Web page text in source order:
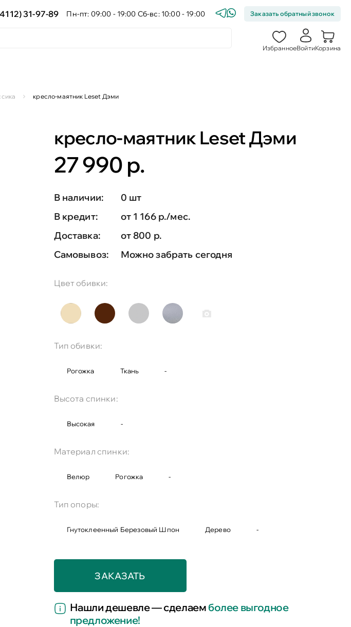
31-97-89 Пн-пт: 09:00 - 19:00 Сб-вс: 10:00 - 19:00 Заказать обратный звонок
ИзбранноеВойтиКорзина
кресло-маятник Leset Дэми
кресло-маятник Leset Дэми
27 990 р.
В наличии:
0 шт
В кредит:
от 1 166 р./мес.
Доставка:
от 800 р.
Самовывоз:
Можно забрать сегодня
Цвет обивки:
Тип обивки:
Рогожка Ткань -
Высота спинки:
Высокая -
Материал спинки:
Велюр Рогожка -
Тип опоры:
Гнутоклеенный Березовый Шпон Дерево -
ЗАКАЗАТЬ
Нашли дешевле — сделаемболее выгодное
предложение!